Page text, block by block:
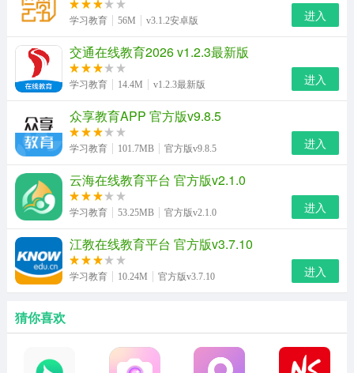
学习教育 56M v3.1.2安卓版 进入
交通在线教育2026 v1.2.3最新版
学习教育 14.4M v1.2.3最新版 进入
众享教育APP 官方版v9.8.5
学习教育 101.7MB 官方版v9.8.5 进入
云海在线教育平台 官方版v2.1.0
学习教育 53.25MB 官方版v2.1.0 进入
江教在线教育平台 官方版v3.7.10
学习教育 10.24M 官方版v3.7.10 进入
猜你喜欢